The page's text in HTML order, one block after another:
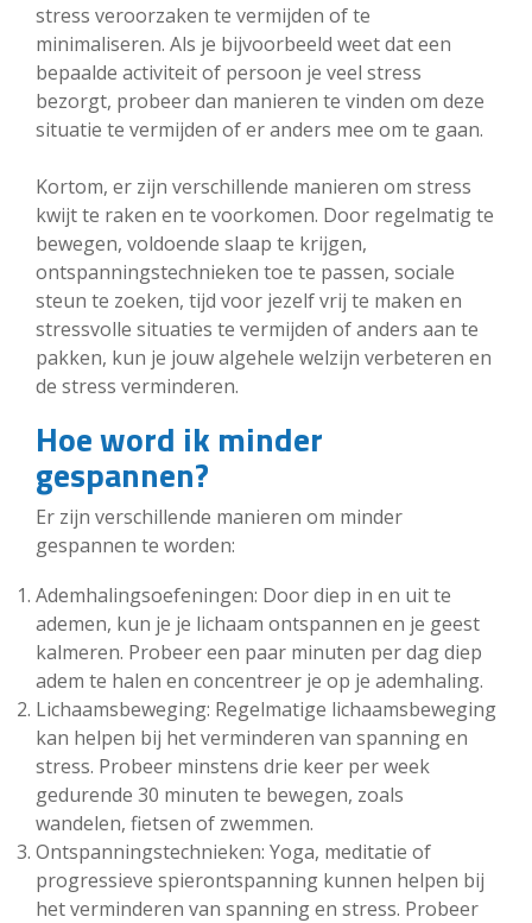
stress veroorzaken te vermijden of te
minimaliseren. Als je bijvoorbeeld weet dat een
bepaalde activiteit of persoon je veel stress
bezorgt, probeer dan manieren te vinden om deze
situatie te vermijden of er anders mee om te gaan.
Kortom, er zijn verschillende manieren om stress
kwijt te raken en te voorkomen. Door regelmatig te
bewegen, voldoende slaap te krijgen,
ontspanningstechnieken toe te passen, sociale
steun te zoeken, tijd voor jezelf vrij te maken en
stressvolle situaties te vermijden of anders aan te
pakken, kun je jouw algehele welzijn verbeteren en
de stress verminderen.
Hoe word ik minder
gespannen?
Er zijn verschillende manieren om minder
gespannen te worden:
Ademhalingsoefeningen: Door diep in en uit te
ademen, kun je je lichaam ontspannen en je geest
kalmeren. Probeer een paar minuten per dag diep
adem te halen en concentreer je op je ademhaling.
Lichaamsbeweging: Regelmatige lichaamsbeweging
kan helpen bij het verminderen van spanning en
stress. Probeer minstens drie keer per week
gedurende 30 minuten te bewegen, zoals
wandelen, fietsen of zwemmen.
Ontspanningstechnieken: Yoga, meditatie of
progressieve spierontspanning kunnen helpen bij
het verminderen van spanning en stress. Probeer